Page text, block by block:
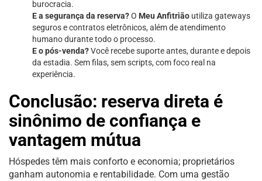
burocracia.
E a segurança da reserva?O Meu Anfitrião utiliza gateways
seguros e contratos eletrônicos, além de atendimento
humano durante todo o processo.
E o pós-venda?Você recebe suporte antes, durante e depois
da estadia. Sem filas, sem scripts, com foco real na
experiência.
Conclusão: reserva direta é
sinônimo de confiança e
vantagem mútua
Hóspedes têm mais conforto e economia; proprietários
ganham autonomia e rentabilidade. Com uma gestão